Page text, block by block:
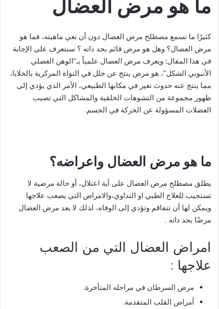
ما هو مرض العضال
كثيرًا ما نسمع مصطلح مرض العضال دون أن نعي ماهيته، فما هو
مرض العضال؟ وهل هو مرض قائم بحد ذاته ؟ سنتعرف على الإجابة
في هذا المقال: ويعرف مرض العضال علمياً بـ”الوهن العضلي
الأنبوبي الشكل”، هو مرض ينتج عن خلل في النواة المركزية بالخلايا،
مما ينتج عنه حدوث تغير في مكانها الطبيعي، الأمر الذي يؤدي إلى
ظهور مجموعة من التشوهات الخلقية والمشاكل التي تصيب
العضلات المسؤولة عن الحركة في الجسم.
ما هو مرض العضال واعراضه؟
يطلق مصطلح مرض العضال على أية اعتلال، أو حالة مرضية لا
تستجيب للعلاج الطبي او التداوي،والامراض التي يصعب علاجها
ويمكن لها أن تتفاقم وتؤدي إلى الوفاه، لذلك لا يعد مرض العضال
مرضًا بحد ذاته .
امراض العضال التي من الصعب
علاجها :
مرض السرطان في مراحله المتأخرة.
أمراض القلب المتقدمة.